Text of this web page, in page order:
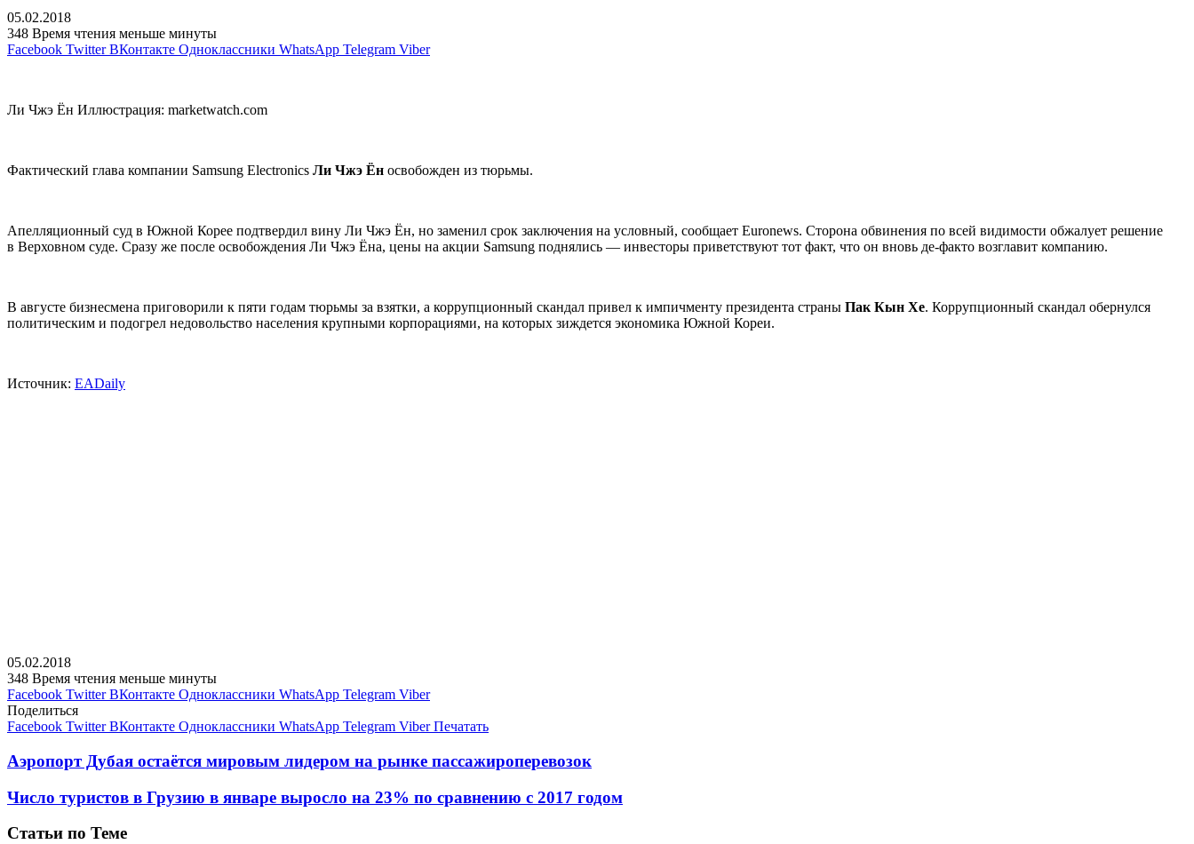
05.02.2018
348 Время чтения меньше минуты
Facebook Twitter ВКонтакте Одноклассники WhatsApp Telegram Viber
Ли Чжэ Ён Иллюстрация: marketwatch.com
Фактический глава компании Samsung Electronics Ли Чжэ Ён освобожден из тюрьмы.
Апелляционный суд в Южной Корее подтвердил вину Ли Чжэ Ён, но заменил срок заключения на условный, сообщает Euronews. Сторона обвинения по всей видимости обжалует решение
в Верховном суде. Сразу же после освобождения Ли Чжэ Ёна, цены на акции Samsung поднялись — инвесторы приветствуют тот факт, что он вновь де-факто возглавит компанию.
В августе бизнесмена приговорили к пяти годам тюрьмы за взятки, а коррупционный скандал привел к импичменту президента страны Пак Кын Хе. Коррупционный скандал обернулся
политическим и подогрел недовольство населения крупными корпорациями, на которых зиждется экономика Южной Кореи.
Источник: EADaily
05.02.2018
348 Время чтения меньше минуты
Facebook Twitter ВКонтакте Одноклассники WhatsApp Telegram Viber
Поделиться
Facebook Twitter ВКонтакте Одноклассники WhatsApp Telegram Viber Печатать
Аэропорт Дубая остаётся мировым лидером на рынке пассажироперевозок
Число туристов в Грузию в январе выросло на 23% по сравнению с 2017 годом
Статьи по Теме